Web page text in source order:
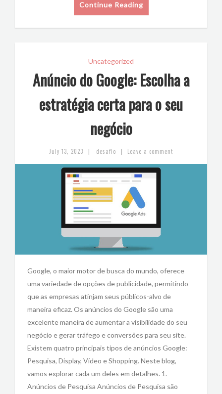
Continue Reading
Uncategorized
Anúncio do Google: Escolha a
estratégia certa para o seu
negócio
July 13, 2023 | desafio | Leave a comment
Google, o maior motor de busca do mundo, oferece
uma variedade de opções de publicidade, permitindo
que as empresas atinjam seus públicos-alvo de
maneira eficaz. Os anúncios do Google são uma
excelente maneira de aumentar a visibilidade do seu
negócio e gerar tráfego e conversões para seu site.
Existem quatro principais tipos de anúncios Google:
Pesquisa, Display, Vídeo e Shopping. Neste blog,
vamos explorar cada um deles em detalhes. 1.
Anúncios de Pesquisa Anúncios de Pesquisa são